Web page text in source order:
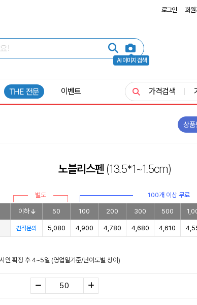
로그인 회원
AI 이미지 검색
THE 전문 이벤트 가격검색
상품
노블리스펜 (13.5*1~1.5cm)
별도 100개 이상 무료
이하 50 100 200 300 500
견적문의 5,080 4,900 4,780 4,680 4,610
안 확정 후 4~5일 (영업일기준/난이도별 상이)